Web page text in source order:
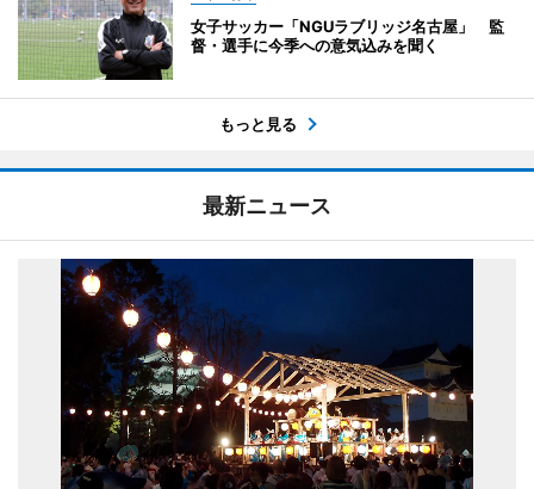
女子サッカー「NGUラブリッジ名古屋」 監
督・選手に今季への意気込みを聞く
もっと見る
最新ニュース